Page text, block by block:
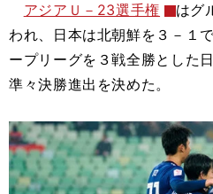
アジアＵ－23選手権
はグ
われ、日本は北朝鮮を３－１
ープリーグを３戦全勝とした
準々決勝進出を決めた。